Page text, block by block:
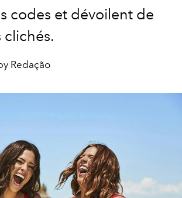
codes et dévoilent de
clichés.
Redação